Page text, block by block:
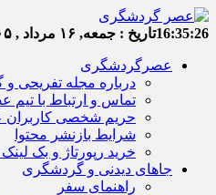
16:35:26تاریخ : جمعه, ۱۶ مرداد , ۱۴۰۵
عصرگردشگری
درباره مجله تفریحی
تماس و ارتباط با
حریم شخصی
شرایط بازنشر محتوا
خرید رپورتاژ و بک
جاهای دیدنی و گردشگری
راهنمای سفر